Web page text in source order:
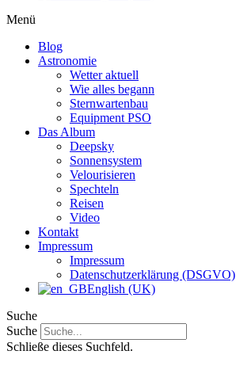
Menü
Blog
Astronomie
Wetter aktuell
Wie alles begann
Sternwartenbau
Equipment PSO
Das Album
Deepsky
Sonnensystem
Velourisieren
Spechteln
Reisen
Video
Kontakt
Impressum
Impressum
Datenschutzerklärung (DSGVO)
English (UK)
Suche
Suche
Schließe dieses Suchfeld.